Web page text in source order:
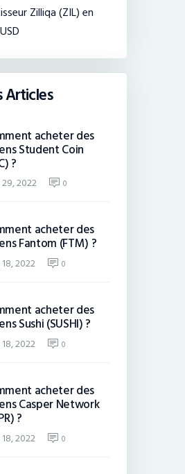
Zilliqa (ZIL) en
Articles
acheter des
Student Coin
?
2022 0
acheter des
Fantom (FTM) ?
2022 0
acheter des
Sushi (SUSHI) ?
2022 0
acheter des
Casper Network
?
2022 0